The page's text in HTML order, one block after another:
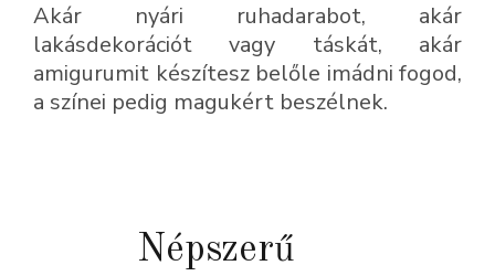
Akár nyári ruhadarabot, akár
lakásdekorációt vagy táskát, akár
amigurumit készítesz belőle imádni fogod,
a színei pedig magukért beszélnek.
Népszerű